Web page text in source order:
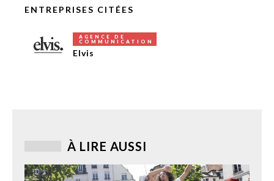
ENTREPRISES CITÉES
AGENCE DE
COMMUNICATION
Elvis
À LIRE AUSSI